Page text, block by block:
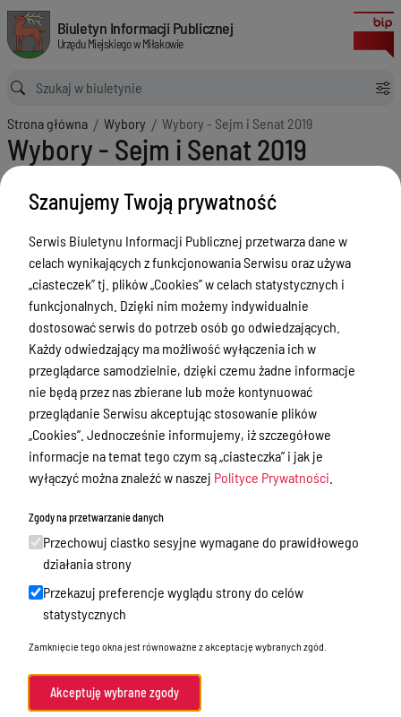
Wybory - Sejm i Senat 2019
Biuletyn Informacji Publicznej Urzędu Miejskiego w Miłakowie
Biuletyn Informacji Publicznej
Urzędu Miejskiego w Miłakowie
Ścieżka powrotu
Strona główna Wybory Wybory - Sejm i Senat 2019
Wybory - Sejm i Senat 2019
Urząd Miejski w Miłakowie
Gmina Miłakowo
Majątek i finanse
Zamówienia publiczne
Urząd Stanu Cywilnego
Ewidencja ludności, dowody osobiste,
działalność gospodarcza
Przetargi
Ogłoszenia
Nabór
Dyżury Aptek w Powiecie Ostródzkim
Komunikacja publiczna
Nieodpłatna pomoc prawna
Rada Miejska
Oświadczenia majątkowe
Szanujemy Twoją prywatność
Serwis Biuletynu Informacji Publicznej przetwarza dane w
celach wynikających z funkcjonowania Serwisu oraz używa
„ciasteczek” tj. plików „Cookies” w celach statystycznych i
funkcjonalnych. Dzięki nim możemy indywidualnie
dostosować serwis do potrzeb osób go odwiedzających.
Każdy odwiedzający ma możliwość wyłączenia ich w
przeglądarce samodzielnie, dzięki czemu żadne informacje
nie będą przez nas zbierane lub może kontynuować
przeglądanie Serwisu akceptując stosowanie plików
„Cookies”. Jednocześnie informujemy, iż szczegółowe
informacje na temat tego czym są „ciasteczka” i jak je
wyłączyć można znaleźć w naszej Polityce Prywatności
Zgody na przetwarzanie danych
Przechowuj ciastko sesyjne wymagane do prawidłowego
działania strony
Przekazuj preferencje wyglądu strony do celów
statystycznych
Zamknięcie tego okna jest równoważne z akceptację wybranych zgód.
Akceptuję wybrane zgody